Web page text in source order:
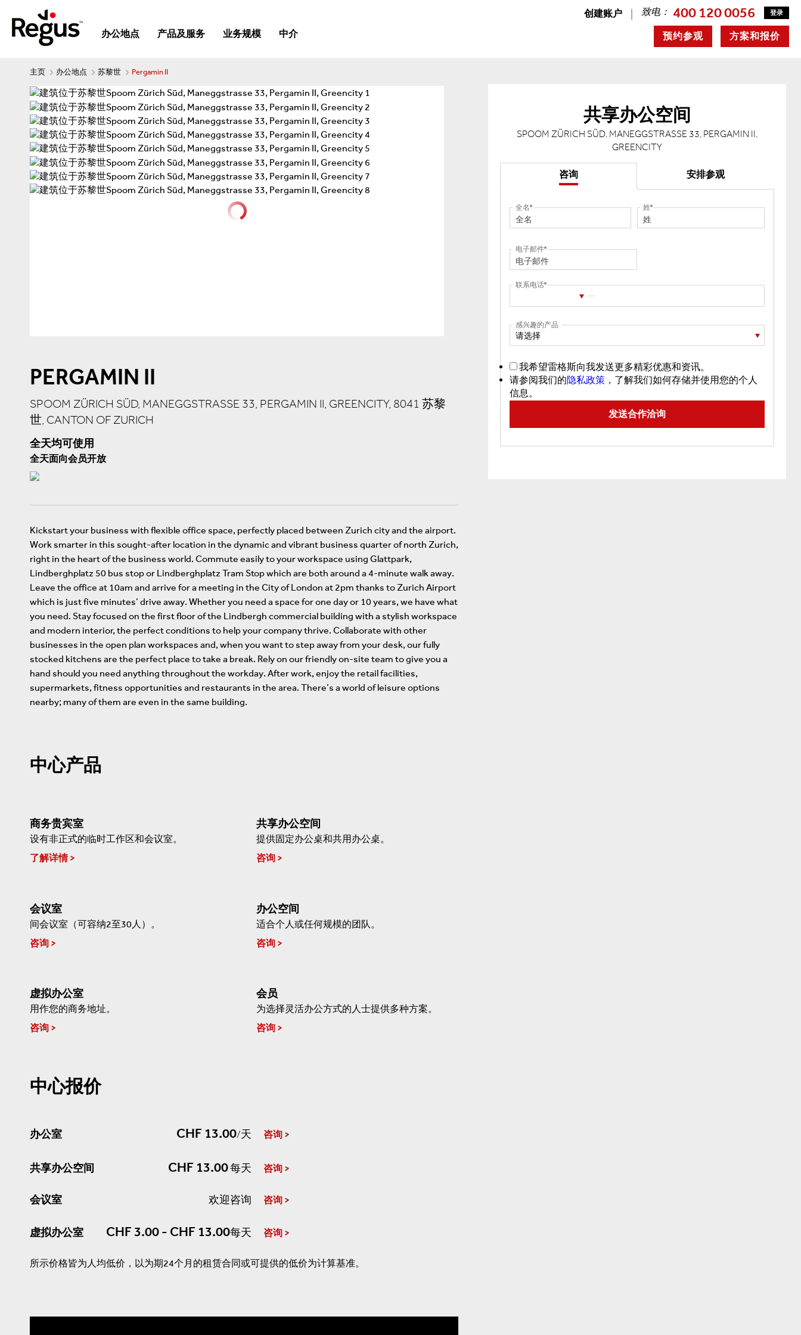
创建账户 致电： 400 120 0056 登录
方案和报价
预约参观
办公地点 产品及服务 业务规模 中介
主页 办公地点 苏黎世 Pergamin II
PERGAMIN II
SPOOM ZÜRICH SÜD, MANEGGSTRASSE 33, PERGAMIN II, GREENCITY, 8041 苏黎
世, CANTON OF ZURICH
全天均可使用
全天面向会员开放
Kickstart your business with flexible office space, perfectly placed between Zurich city and the airport.
Work smarter in this sought-after location in the dynamic and vibrant business quarter of north Zurich,
right in the heart of the business world. Commute easily to your workspace using Glattpark,
Lindberghplatz 50 bus stop or Lindberghplatz Tram Stop which are both around a 4-minute walk away.
Leave the office at 10am and arrive for a meeting in the City of London at 2pm thanks to Zurich Airport
which is just five minutes’ drive away. Whether you need a space for one day or 10 years, we have what
you need. Stay focused on the first floor of the Lindbergh commercial building with a stylish workspace
and modern interior, the perfect conditions to help your company thrive. Collaborate with other
businesses in the open plan workspaces and, when you want to step away from your desk, our fully
stocked kitchens are the perfect place to take a break. Rely on our friendly on-site team to give you a
hand should you need anything throughout the workday. After work, enjoy the retail facilities,
supermarkets, fitness opportunities and restaurants in the area. There’s a world of leisure options
nearby; many of them are even in the same building.
中心产品
商务贵宾室
设有非正式的临时工作区和会议室。
了解详情
共享办公空间
提供固定办公桌和共用办公桌。
咨询
会议室
间会议室（可容纳2至30人）。
咨询
办公空间
适合个人或任何规模的团队。
咨询
虚拟办公室
用作您的商务地址。
咨询
会员
为选择灵活办公方式的人士提供多种方案。
咨询
中心报价
办公室 CHF 13.00/天 咨询
共享办公空间 CHF 13.00每天 咨询
会议室 欢迎咨询 咨询
虚拟办公室 CHF 3.00 - CHF 13.00每天 咨询
所示价格皆为人均低价，以为期24个月的租赁合同或可提供的低价为计算基准。
共享办公空间
SPOOM ZÜRICH SÜD, MANEGGSTRASSE 33, PERGAMIN II,
GREENCITY
咨询 安排参观
全名 姓
电子邮件
联系电话
感兴趣的产品
请选择
我希望雷格斯向我发送更多精彩优惠和资讯。
请参阅我们的隐私政策 ，了解我们如何存储并使用您的个人
信息。